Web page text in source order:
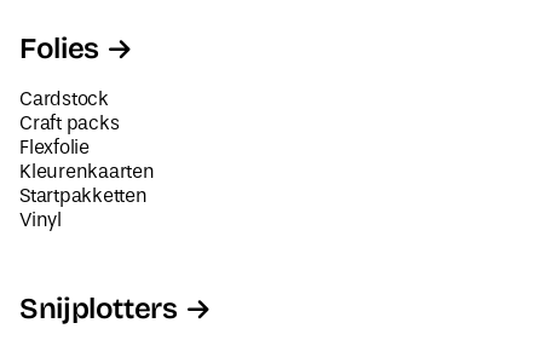
Folies
Cardstock
Craft packs
Flexfolie
Kleurenkaarten
Startpakketten
Vinyl
Snijplotters